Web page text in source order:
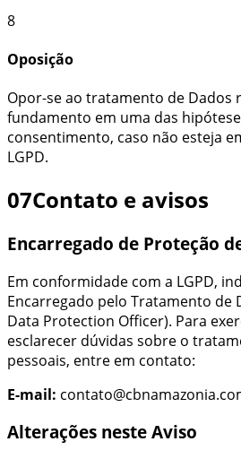
8
Oposição
Opor-se ao tratamento de Dados
fundamento em uma das
consentimento, caso não esteja
LGPD.
07Contato e avisos
Encarregado de Proteção
Em conformidade com a LGPD,
Encarregado pelo Tratamento de
Data Protection Officer). Para
esclarecer dúvidas sobre o
pessoais, entre em contato:
E-mail:
Alterações neste Aviso